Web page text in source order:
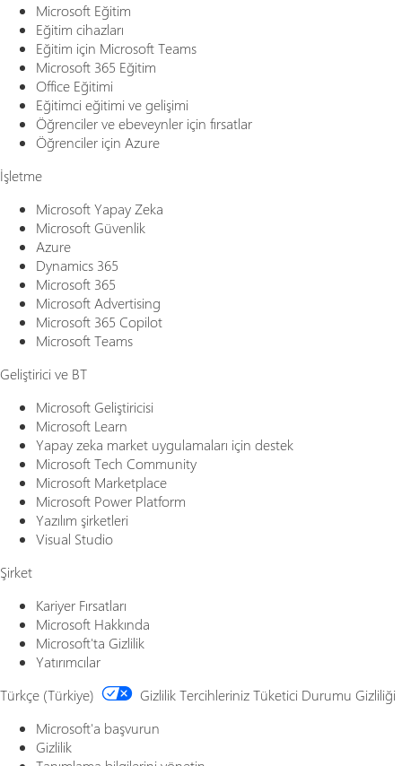
Microsoft Eğitim
Eğitim cihazları
Eğitim için Microsoft Teams
Microsoft 365 Eğitim
Office Eğitimi
Eğitimci eğitimi ve gelişimi
Öğrenciler ve ebeveynler için fırsatlar
Öğrenciler için Azure
İşletme
Microsoft Yapay Zeka
Microsoft Güvenlik
Azure
Dynamics 365
Microsoft 365
Microsoft Advertising
Microsoft 365 Copilot
Microsoft Teams
Geliştirici ve BT
Microsoft Geliştiricisi
Microsoft Learn
Yapay zeka market uygulamaları için destek
Microsoft Tech Community
Microsoft Marketplace
Microsoft Power Platform
Yazılım şirketleri
Visual Studio
Şirket
Kariyer Fırsatları
Microsoft Hakkında
Microsoft'ta Gizlilik
Yatırımcılar
Türkçe (Türkiye)
Gizlilik TercihlerinizTüketici Durumu Gizliliği
Microsoft'a başvurun
Gizlilik